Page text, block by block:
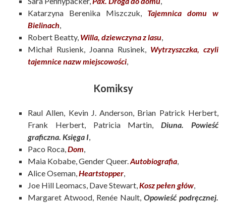
Katarzyna Berenika Miszczuk, Tajemnica domu w
Bielinach,
Robert Beatty, Willa, dziewczyna z lasu,
Michał Rusienk, Joanna Rusinek, Wytrzyszczka, czyli
tajemnice nazw miejscowości,
Komiksy
Raul Allen, Kevin J. Anderson, Brian Patrick Herbert,
Frank Herbert, Patricia Martin,Diuna. Powieść
graficzna. Księga I,
Paco Roca,Dom,
Maia Kobabe, Gender Queer.Autobiografia,
Alice Oseman,Heartstopper,
Joe Hill Leomacs, Dave Stewart,Kosz pełen głów,
Margaret Atwood, Renée Nault, Opowieść podręcznej.